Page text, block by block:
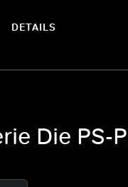
DETAILS
Die